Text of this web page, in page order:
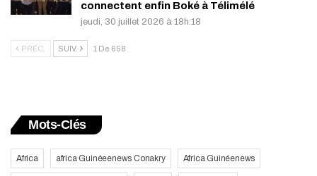
connectent enfin Boké à Télimélé
jeudi, 30 juillet 2026 à 18h:18
PRÉC. SUIV. 1 De 658
Mots-Clés
Africa africa Guinéeenews Conakry Africa Guinéenews